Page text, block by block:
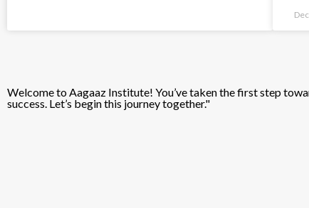
Welcome to Aagaaz Institute! You’ve taken the first step
success. Let’s begin this journey together."